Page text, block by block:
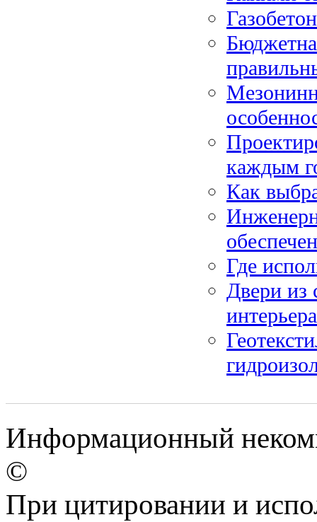
каждым
Как
Где
Двери из
интерьера
Информационный
©
При цитировании и